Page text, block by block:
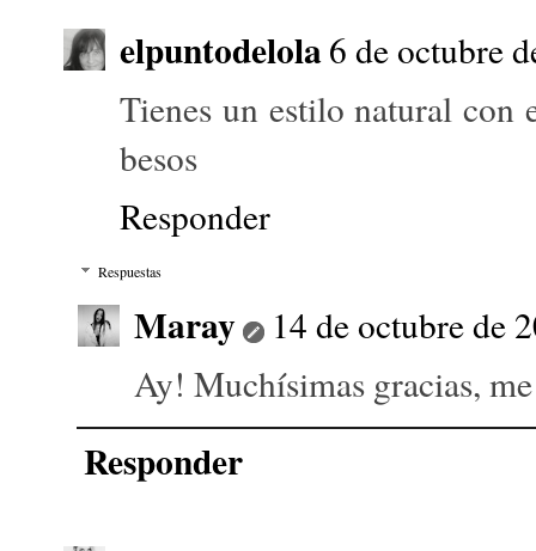
elpuntodelola6 de octubre
Tienes un estilo natural con
besos
Responder
Respuestas
Maray
14 de octubre de
Ay! Muchísimas gracias,
Responder